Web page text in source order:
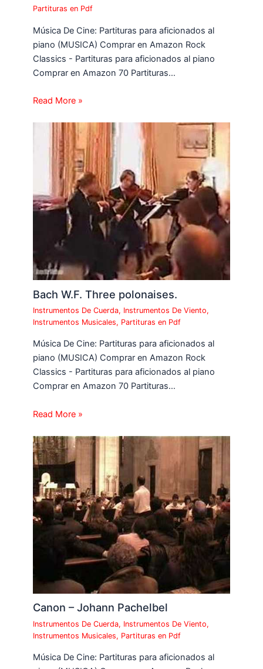
Partituras en Pdf
Música De Cine: Partituras para aficionados al
piano (MUSICA) Comprar en Amazon Rock
Classics - Partituras para aficionados al piano
Comprar en Amazon 70 Partituras…
Read More »
Bach W.F. Three polonaises.
Instrumentos De Cuerda, Instrumentos De Viento,
Instrumentos Musicales, Partituras en Pdf
Música De Cine: Partituras para aficionados al
piano (MUSICA) Comprar en Amazon Rock
Classics - Partituras para aficionados al piano
Comprar en Amazon 70 Partituras…
Read More »
Canon – Johann Pachelbel
Instrumentos De Cuerda, Instrumentos De Viento,
Instrumentos Musicales, Partituras en Pdf
Música De Cine: Partituras para aficionados al